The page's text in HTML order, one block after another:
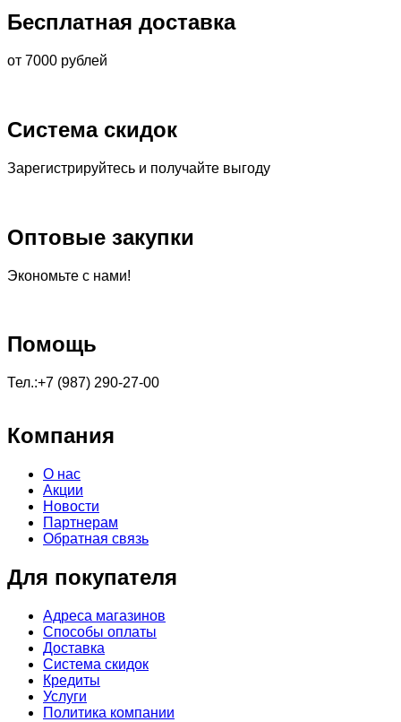
Бесплатная доставка
от 7000 рублей
Система скидок
Зарегистрируйтесь и получайте выгоду
Оптовые закупки
Экономьте с нами!
Помощь
Тел.:+7 (987) 290-27-00
Компания
О нас
Акции
Новости
Партнерам
Обратная связь
Для покупателя
Адреса магазинов
Способы оплаты
Доставка
Система скидок
Кредиты
Услуги
Политика компании